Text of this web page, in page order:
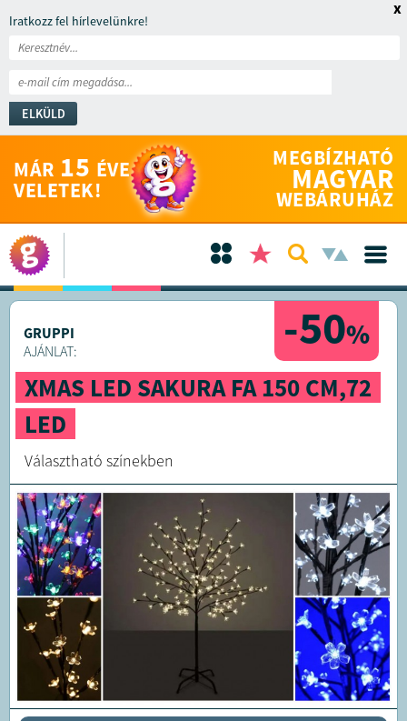
Iratkozz fel hírlevelünkre!
ELKÜLD
x
MÁR 15 ÉVE
VELETEK!
MEGBÍZHATÓ
MAGYAR
WEBÁRUHÁZ
-50%
GRUPPI
AJÁNLAT:
XMAS LED SAKURA FA 150 CM,72
LED
Választható színekben